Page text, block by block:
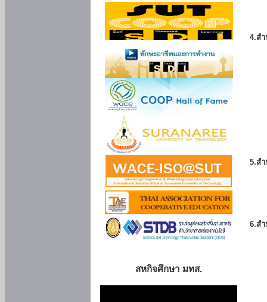
สหกิจศึกษา มทส.
4.ส
5.ส
6.ส